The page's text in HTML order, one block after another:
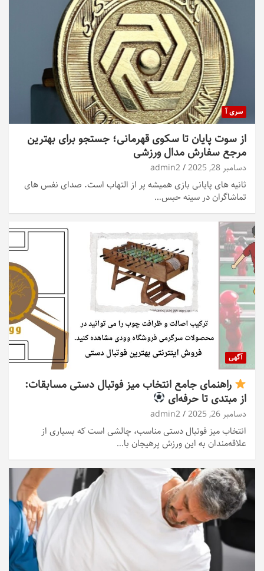
سری آ
از سوت پایان تا سکوی قهرمانی؛ جستجو برای بهترین
مرجع سفارش مدال ورزشی
دسامبر 28, 2025 admin2
ثانیه های پایانی بازی همیشه پر از التهاب است. صدای نفس های
تماشاگران در سینه حبس…
آگهی
راهنمای جامع انتخاب میز فوتبال دستی مسابقات:
از مبتدی تا حرفه‌ای
دسامبر 26, 2025 admin2
انتخاب میز فوتبال دستی مناسب، چالشی است که بسیاری از
علاقه‌مندان به این ورزش پرهیجان با…